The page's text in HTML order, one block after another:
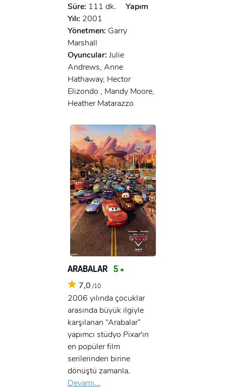
Süre: 111 dk.
Yapım
Yılı: 2001
Yönetmen: Garry
Marshall
Oyuncular: Julie
Andrews, Anne
Hathaway, Hector
Elizondo , Mandy Moore,
Heather Matarazzo
ARABALAR 5 +
7,0 /10
2006 yılında çocuklar
arasında büyük ilgiyle
karşılanan “Arabalar”
yapımcı stüdyo Pixar'ın
en popüler film
serilerinden birine
dönüştü zamanla.
Devamı...